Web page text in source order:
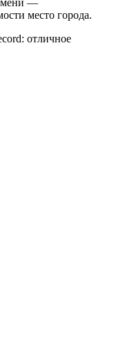
—
место города.
отличное